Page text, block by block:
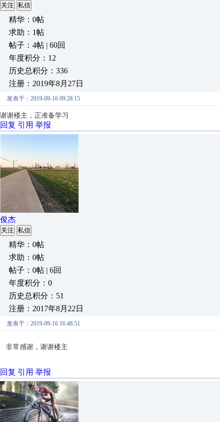
关注 私信
精华：0帖
求助：1帖
帖子：4帖 | 60回
年度积分：12
历史总积分：336
注册：2019年8月27日
发表于：2019-09-16 09:28:15
谢谢楼主，正准备学习
回复 引用 举报
俊杰
关注 私信
精华：0帖
求助：0帖
帖子：0帖 | 6回
年度积分：0
历史总积分：51
注册：2017年8月22日
发表于：2019-09-16 16:48:51
非常感谢，谢谢楼主
回复 引用 举报